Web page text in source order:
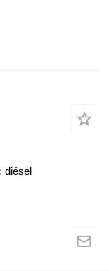
diésel